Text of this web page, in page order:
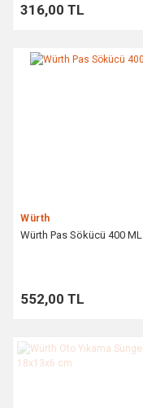
316,00 TL
Würth
Würth Pas Sökücü 400 ML
552,00 TL